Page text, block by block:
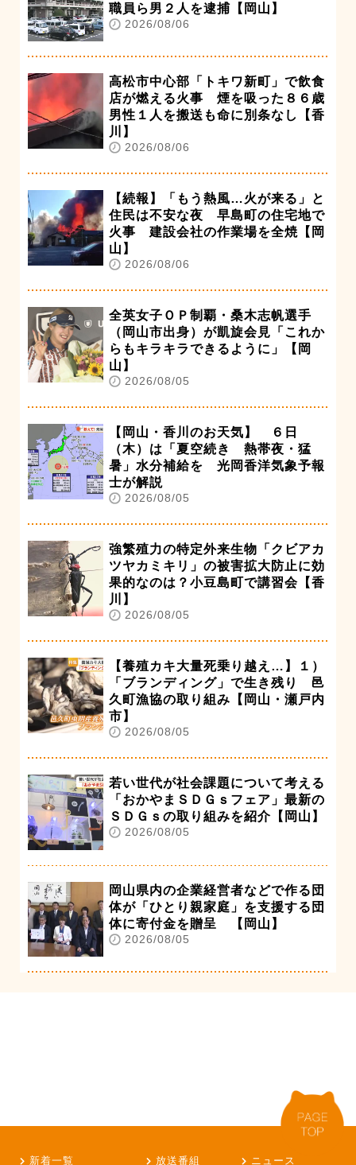
職員ら男２人を逮捕【岡山】
2026/08/06
高松市中心部「トキワ新町」で飲食
店が燃える火事 煙を吸った８６歳
男性１人を搬送も命に別条なし【香
川】
2026/08/06
【続報】「もう熱風…火が来る」と
住民は不安な夜 早島町の住宅地で
火事 建設会社の作業場を全焼【岡
山】
2026/08/06
全英女子ＯＰ制覇・桑木志帆選手
（岡山市出身）が凱旋会見「これか
らもキラキラできるように」【岡
山】
2026/08/05
【岡山・香川のお天気】 ６日
（木）は「夏空続き 熱帯夜・猛
暑」水分補給を 光岡香洋気象予報
士が解説
2026/08/05
強繁殖力の特定外来生物「クビアカ
ツヤカミキリ」の被害拡大防止に効
果的なのは？小豆島町で講習会【香
川】
2026/08/05
【養殖カキ大量死乗り越え…】１）
「ブランディング」で生き残り 邑
久町漁協の取り組み【岡山・瀬戸内
市】
2026/08/05
若い世代が社会課題について考える
「おかやまＳＤＧｓフェア」最新の
ＳＤＧｓの取り組みを紹介【岡山】
2026/08/05
岡山県内の企業経営者などで作る団
体が「ひとり親家庭」を支援する団
体に寄付金を贈呈 【岡山】
2026/08/05
新着一覧 放送番組
ニュース